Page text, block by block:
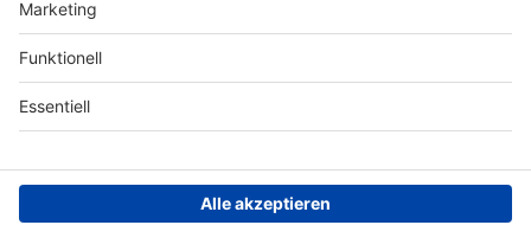
Grounding Page ANTENNE
BAYERN
Datenschutz­erklärung
einstellungen